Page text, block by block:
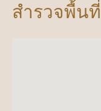
สำรวจพื้นที่